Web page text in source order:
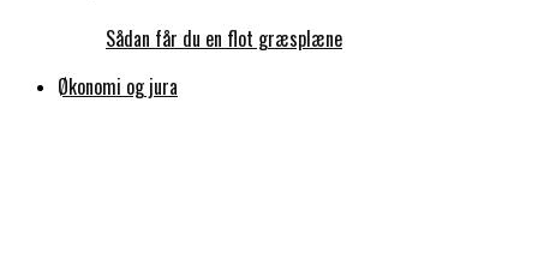
Sådan får du en flot græsplæne
Økonomi og jura